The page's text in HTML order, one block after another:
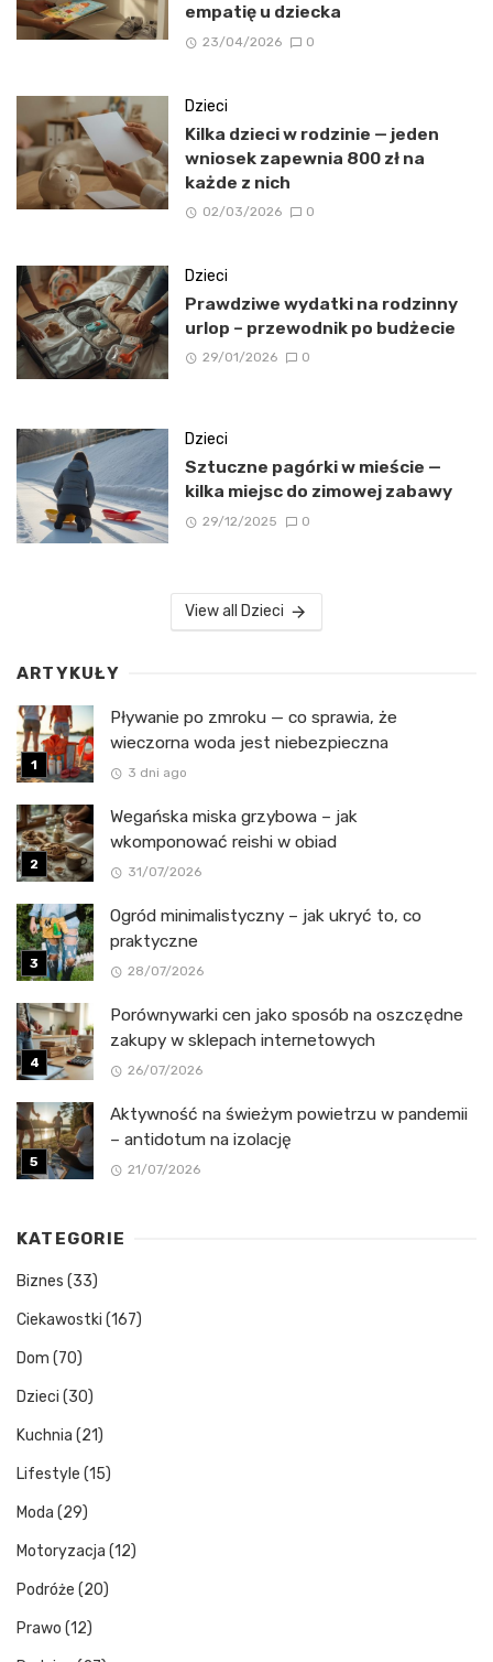
empatię u dziecka
23/04/2026 0
Dzieci
Kilka dzieci w rodzinie — jeden
wniosek zapewnia 800 zł na
każde z nich
02/03/2026 0
Dzieci
Prawdziwe wydatki na rodzinny
urlop – przewodnik po budżecie
29/01/2026 0
Dzieci
Sztuczne pagórki w mieście —
kilka miejsc do zimowej zabawy
29/12/2025 0
View all Dzieci
ARTYKUŁY
Pływanie po zmroku — co sprawia, że
wieczorna woda jest niebezpieczna
3 dni ago
Wegańska miska grzybowa – jak
wkomponować reishi w obiad
31/07/2026
Ogród minimalistyczny – jak ukryć to, co
praktyczne
28/07/2026
Porównywarki cen jako sposób na oszczędne
zakupy w sklepach internetowych
26/07/2026
Aktywność na świeżym powietrzu w pandemii
– antidotum na izolację
21/07/2026
KATEGORIE
Biznes (33)
Ciekawostki (167)
Dom (70)
Dzieci (30)
Kuchnia (21)
Lifestyle (15)
Moda (29)
Motoryzacja (12)
Podróże (20)
Prawo (12)